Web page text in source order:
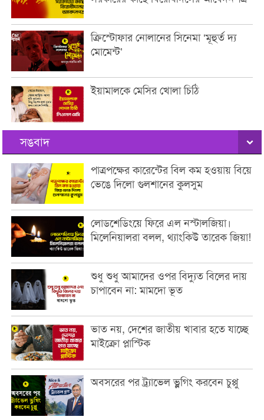
ক্রিস্টোফার নোলানের সিনেমা ‘মূহুর্ত দ্য
মোমেন্ট’
ইয়ামালকে মেসির খোলা চিঠি
সঙবাদ
পাত্রপক্ষের কারেন্টের বিল কম হওয়ায় বিয়ে
ভেঙে দিলো গুলশানের কুলসুম
লোডশেডিংয়ে ফিরে এল নস্টালজিয়া।
মিলেনিয়ালরা বলল, থ্যাংকিউ তারেক জিয়া!
শুধু শুধু আমাদের ওপর বিদ্যুত বিলের দায়
চাপাবেন না: মামদো ভূত
ভাত নয়, দেশের জাতীয় খাবার হতে যাচ্ছে
মাইক্রো প্লাস্টিক
অবসরের পর ট্র্যাভেল ভ্লগিং করবেন চুপ্পু